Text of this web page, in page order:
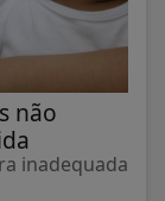
não
inadequada